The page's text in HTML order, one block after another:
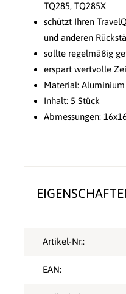
TQ285, TQ285X
schützt Ihren
und anderen
sollte regelmäßig
erspart wertvolle
Material: Aluminium
Inhalt: 5 Stück
Abmessungen:
Artikel-Nr.:
EAN: